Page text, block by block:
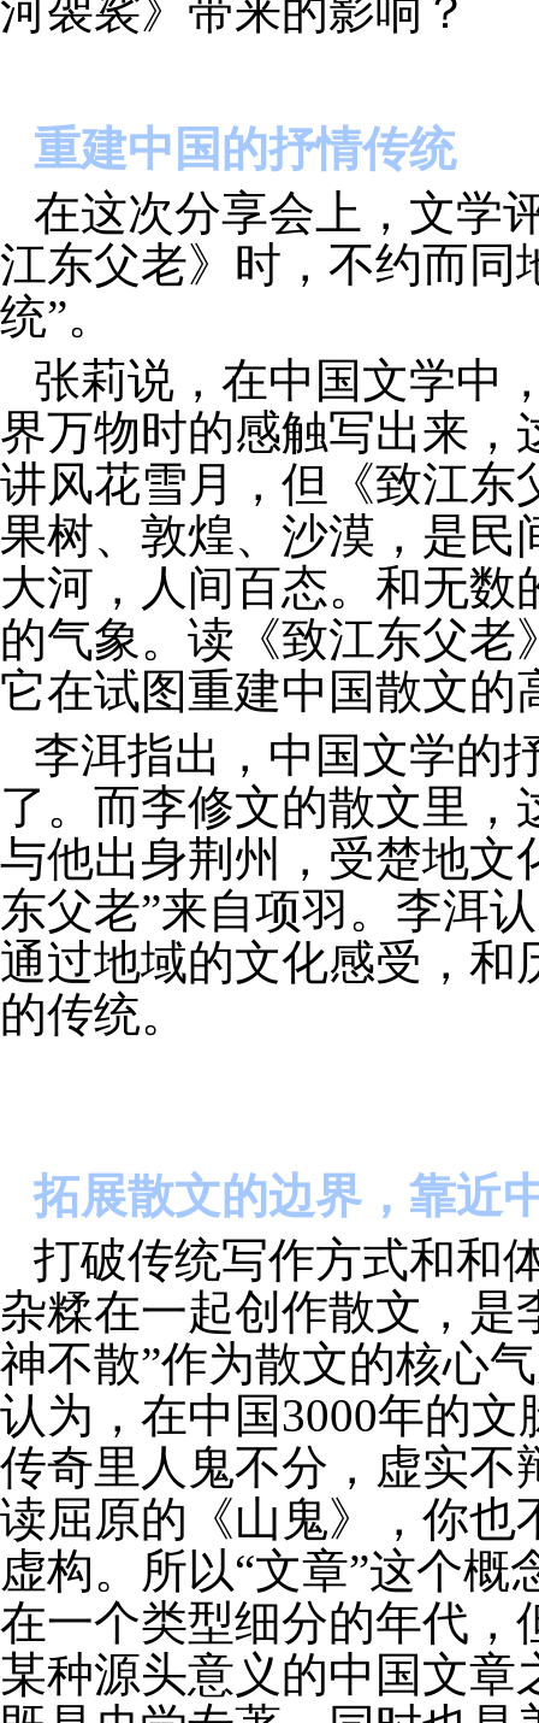
河袈裟》带来的影响？
重建中国的抒情传统
在这次分享会上，文学
江东父老》时，不约而同
统”。
张莉说，在中国文学中
界万物时的感触写出来，
讲风花雪月，但《致江东
果树、敦煌、沙漠，是民
大河，人间百态。和无
的气象。读《致江东父
它在试图重建中国散文的
李洱指出，中国文学的
了。而李修文的散文里
与他出身荆州，受楚地文
东父老”来自项羽。李洱
通过地域的文化感受，和
的传统。
拓展散文的边界，靠近
打破传统写作方式和和
杂糅在一起创作散文，是
神不散”作为散文的核心
认为，在中国3000年的
传奇里人鬼不分，虚实不
读屈原的《山鬼》，你也
虚构。所以“文章”这个
在一个类型细分的年代，
某种源头意义的中国文章